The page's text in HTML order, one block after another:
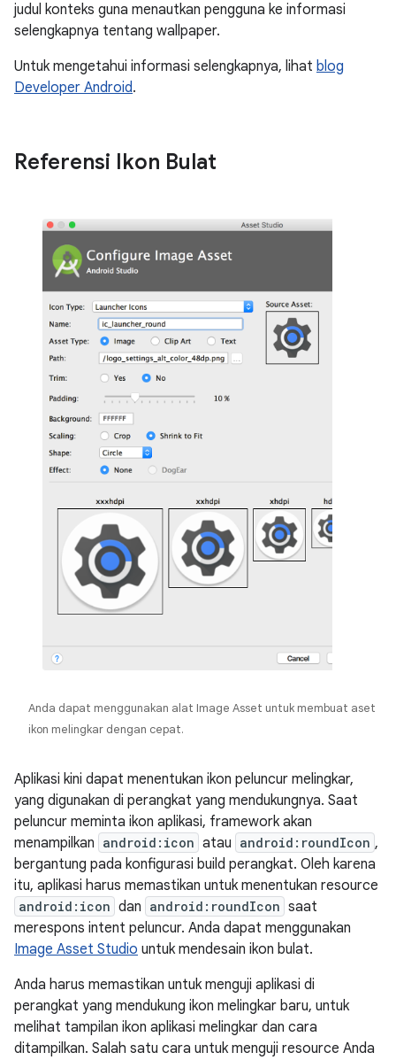
judul konteks guna menautkan pengguna ke informasi
selengkapnya tentang wallpaper.
Untuk mengetahui informasi selengkapnya, lihat blog
Developer Android.
Referensi Ikon Bulat
Anda dapat menggunakan alat Image Asset untuk membuat aset
ikon melingkar dengan cepat.
Aplikasi kini dapat menentukan ikon peluncur melingkar,
yang digunakan di perangkat yang mendukungnya. Saat
peluncur meminta ikon aplikasi, framework akan
menampilkan android:icon atau android:roundIcon ,
bergantung pada konfigurasi build perangkat. Oleh karena
itu, aplikasi harus memastikan untuk menentukan resource
android:icon dan android:roundIcon saat
merespons intent peluncur. Anda dapat menggunakan
Image Asset Studio untuk mendesain ikon bulat.
Anda harus memastikan untuk menguji aplikasi di
perangkat yang mendukung ikon melingkar baru, untuk
melihat tampilan ikon aplikasi melingkar dan cara
ditampilkan. Salah satu cara untuk menguji resource Anda